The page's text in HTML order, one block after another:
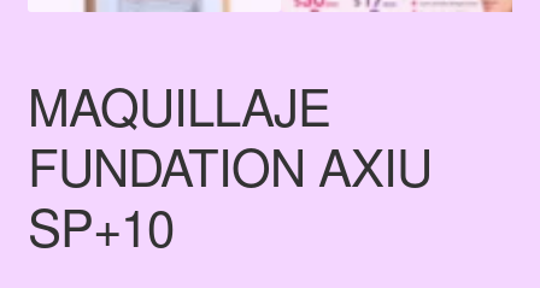
MAQUILLAJE
FUNDATION AXIU
SP+10